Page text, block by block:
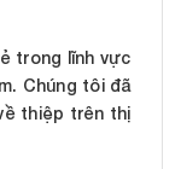
trong lĩnh vực
Chúng tôi đã
thiệp trên thị